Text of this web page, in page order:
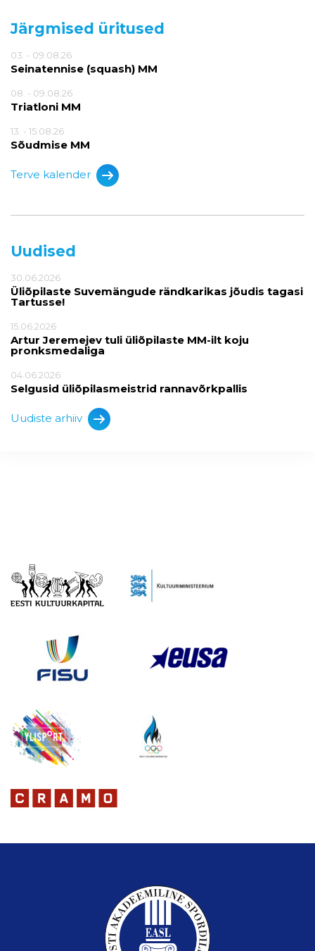
Järgmised üritused
03. - 09.08.26
Seinatennise (squash) MM
08. - 09.08.26
Triatloni MM
13. - 15.08.26
Sõudmise MM
Terve kalender
Uudised
30.06.2026
Üliõpilaste Suvemängude rändkarikas jõudis tagasi
Tartusse!
15.06.2026
Artur Jeremejev tuli üliõpilaste MM-ilt koju
pronksmedaliga
04.06.2026
Selgusid üliõpilasmeistrid rannavõrkpallis
Uudiste arhiiv